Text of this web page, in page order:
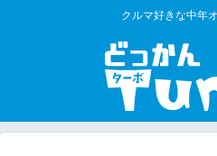
クルマ好きな中年